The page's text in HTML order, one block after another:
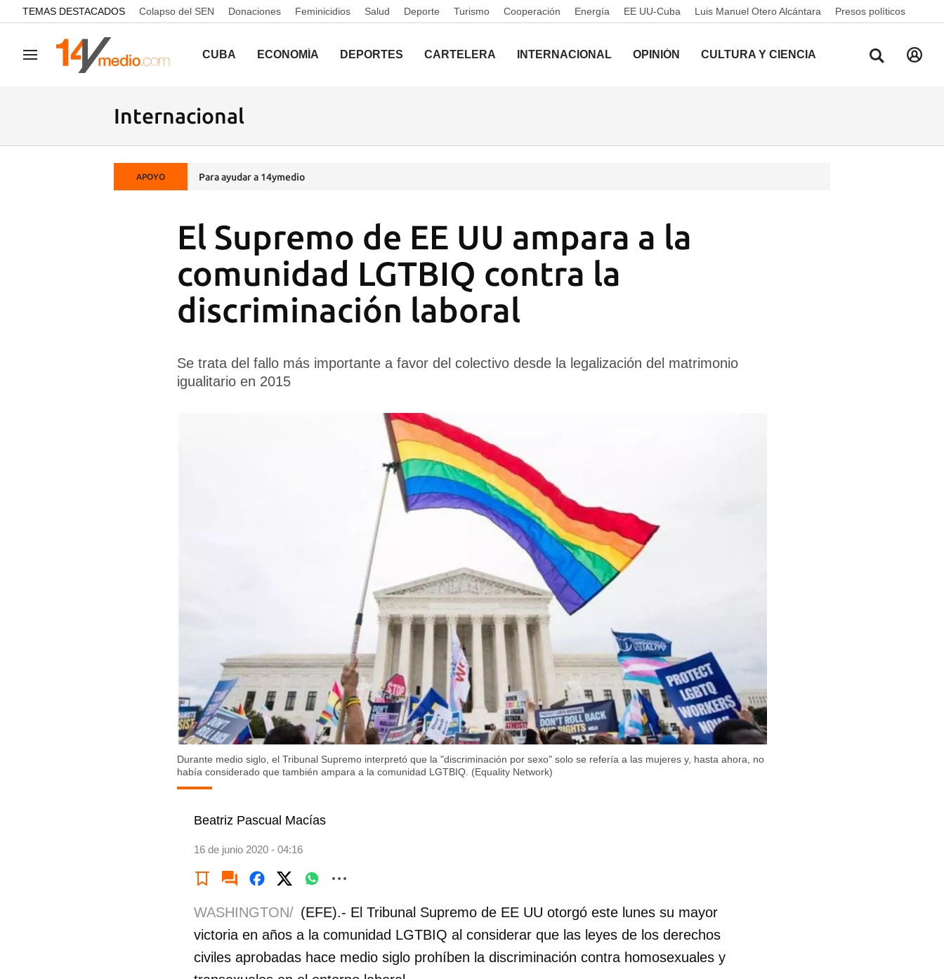
common.go-to-content
TEMAS DESTACADOS Colapso del SEN Donaciones Feminicidios Salud Deporte Turismo Cooperación Energía EE UU-Cuba Luis Manuel Otero Alcántara Presos políticos
Navegación CUBA ECONOMÍA DEPORTES CARTELERA INTERNACIONAL OPINIÓN CULTURA Y CIENCIA
Internacional
APOYO Para ayudar a 14ymedio
El Supremo de EE UU ampara a la
comunidad LGTBIQ contra la
discriminación laboral
Se trata del fallo más importante a favor del colectivo desde la legalización del matrimonio
igualitario en 2015
Durante medio siglo, el Tribunal Supremo interpretó que la "discriminación por sexo" solo se refería a las mujeres y, hasta ahora, no
había considerado que también ampara a la comunidad LGTBIQ. (Equality Network)
Beatriz Pascual Macías
16 de junio 2020 - 04:16
WASHINGTON/ (EFE).- El Tribunal Supremo de EE UU otorgó este lunes su mayor
victoria en años a la comunidad LGTBIQ al considerar que las leyes de los derechos
civiles aprobadas hace medio siglo prohíben la discriminación contra homosexuales y